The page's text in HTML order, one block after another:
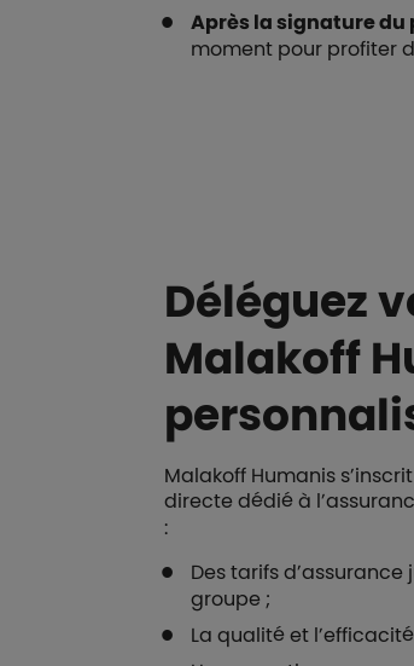
Après la signature du
moment pour profiter
Déléguez
Malakoff
Malakoff Humanis
directe dédié à
:
Des tarifs
groupe ;
La qualité et